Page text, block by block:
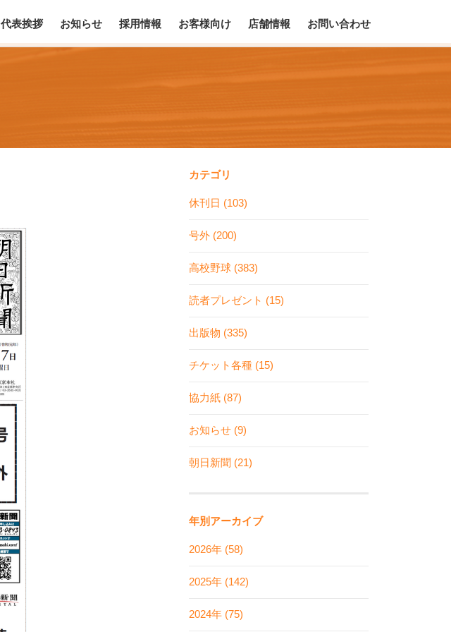
代表挨拶 お知らせ 採用情報 お客様向け 店舗情報 お問い合わせ
カテゴリ
休刊日 (103)
号外 (200)
高校野球 (383)
読者プレゼント (15)
出版物 (335)
チケット各種 (15)
協力紙 (87)
お知らせ (9)
朝日新聞 (21)
年別アーカイブ
2026年 (58)
2025年 (142)
2024年 (75)